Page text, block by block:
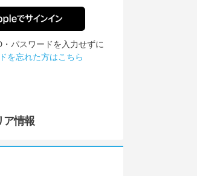
パスワードを入力せずに
を忘れた方はこちら
ア情報